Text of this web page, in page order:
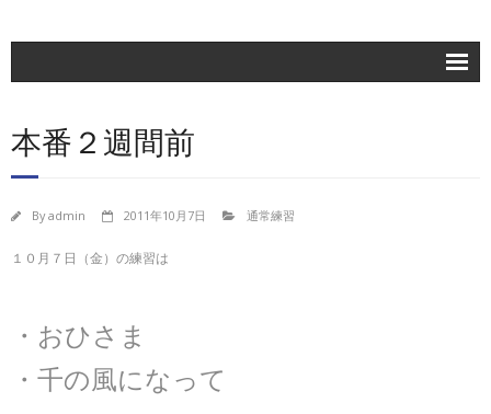
楽団紹介
本番２週間前
Byadmin 2011年10月7日 通常練習
１０月７日（金）の練習は
・おひさま
・千の風になって